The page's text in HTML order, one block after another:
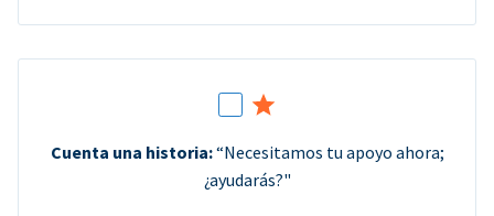
Cuenta una historia:“Necesitamos tu apoyo ahora;
¿ayudarás?"